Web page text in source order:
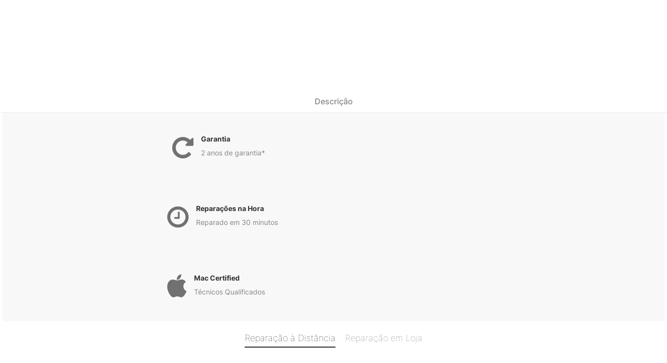
Descrição
Garantia
2 anos de garantia*
Reparações na Hora
Reparado em 30 minutos
Mac Certified
Técnicos Qualificados
Reparação à Distância Reparação em Loja